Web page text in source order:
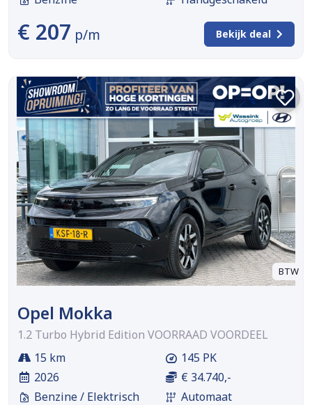
€ 207 p/m Bekijk deal
BTW
Opel Mokka
1.2 Turbo Hybrid Edition VOORRAAD VOORDEEL
15 km
2026
Benzine / Elektrisch
145 PK
€ 34.740,-
Automaat